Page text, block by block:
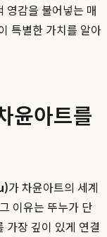
영감을 불어넣는 매
특별한 가치를 알아
윤아트를
가 차윤아트의 세계
이유는 뚜누가 단
가장 깊이 있게 연결